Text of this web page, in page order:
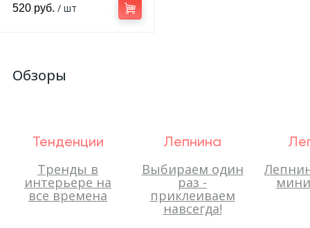
520 руб. / шт
Обзоры
Тенденции
Тренды в
интерьере на
все времена
Лепнина
Выбираем один
раз -
приклеиваем
навсегда!